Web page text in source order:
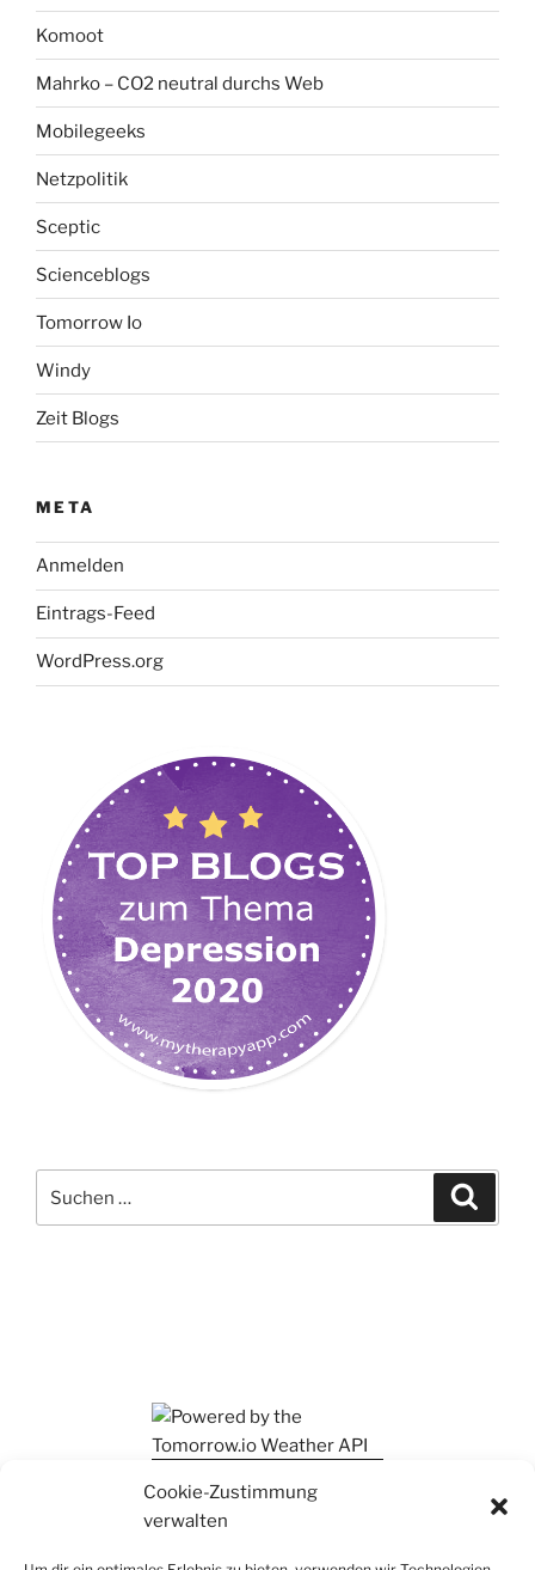
Cookie-Zustimmung
verwalten
Komoot
Mahrko – CO2 neutral durchs Web
Mobilegeeks
Netzpolitik
Sceptic
Scienceblogs
Tomorrow Io
Windy
Zeit Blogs
META
Anmelden
Eintrags-Feed
WordPress.org
nach: